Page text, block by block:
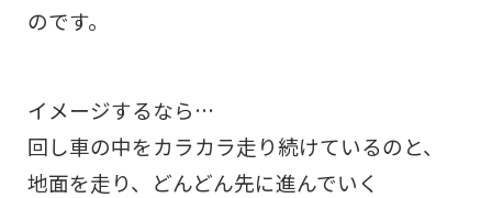
のです。
イメージするなら…
回し車の中をカラカラ走り続けているのと、
地面を走り、どんどん先に進んでいく